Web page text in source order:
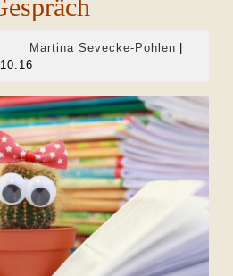
Martina Sevecke-PohlenMartina
10:16